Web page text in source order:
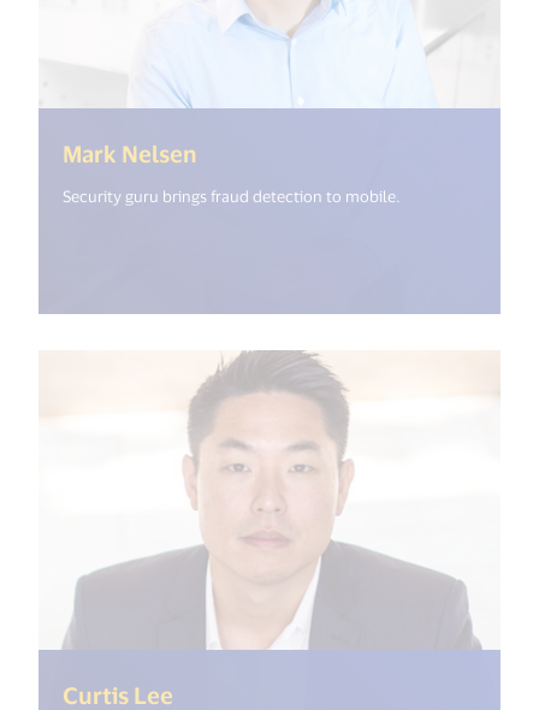
Mark Nelsen
Security guru brings fraud detection to mobile.
Curtis Lee